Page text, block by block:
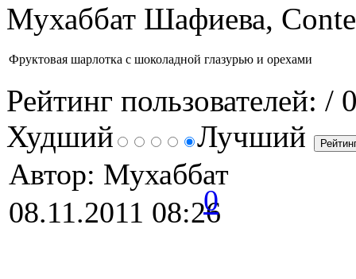
Мухаббат Шафиева,
Фруктовая шарлотка с шоколадной глазурью и орехами
Рейтинг пользователей: /
Худший
Лучший
Автор: Мухаббат
08.11.2011 08:26
0